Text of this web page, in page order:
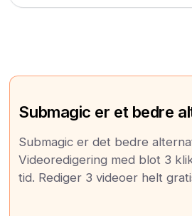
Submagic er et bedre
Submagic er det bedre
Videoredigering med blot 3
tid. Rediger 3 videoer helt